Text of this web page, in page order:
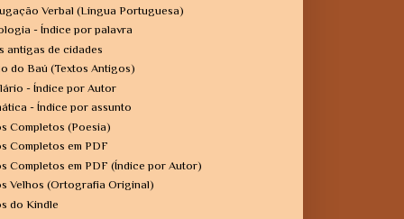
Verbal (Língua Portuguesa)
- Índice por palavra
antigas de cidades
do Baú (Textos Antigos)
- Índice por Autor
- Índice por assunto
Completos (Poesia)
Completos em PDF
Completos em PDF (Índice por Autor)
Velhos (Ortografia Original)
do Kindle